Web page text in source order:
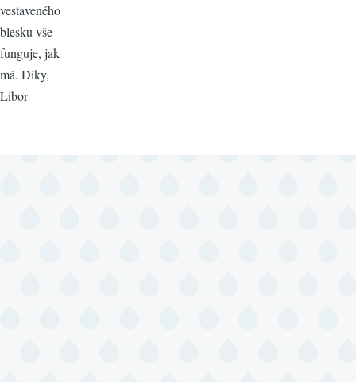
vestaveného
blesku vše
funguje, jak
má. Díky,
Libor